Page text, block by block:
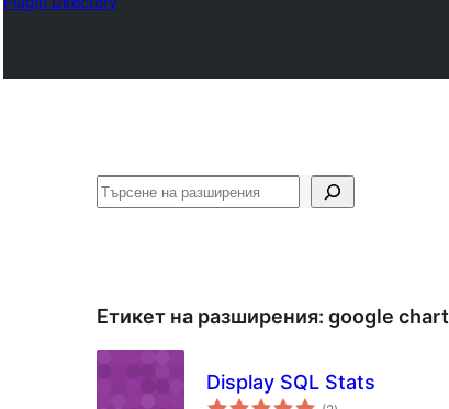
Търсене
Етикет на разширения: google chart
Display SQL Stats
общо